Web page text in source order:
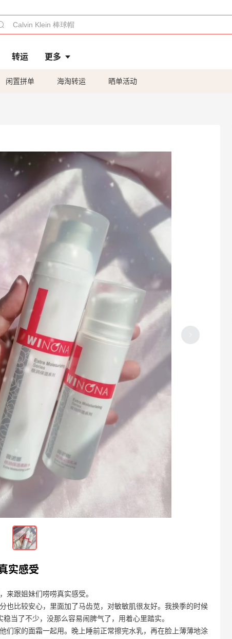
转运 更多
闲置拼单 海淘转运 晒单活动
实感受
来跟姐妹们唠唠真实感受。
也比较安心，里面加了马齿苋，对敏敏肌很友好。我换季的时候
当了不少，没那么容易闹脾气了，用着心里踏实。
们家的面霜一起用。晚上睡前正常擦完水乳，再在脸上薄薄地涂
3
3
4
4
爆炒螺蛳粉，根本无法拒绝的美味～
07-05
坐高铁能不能带防-晒喷雾？
06-16
柏瑞美和BABI的定妆喷雾哪个更好用？